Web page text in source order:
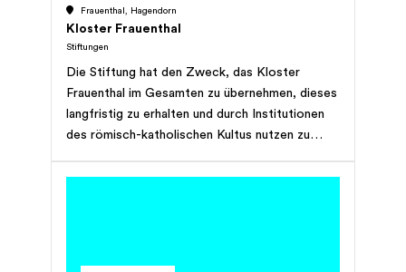
Frauenthal, Hagendorn
Kloster Frauenthal
Stiftungen
Die Stiftung hat den Zweck, das Kloster
Frauenthal im Gesamten zu übernehmen, dieses
langfristig zu erhalten und durch Institutionen
des römisch-katholischen Kultus nutzen zu
gemäss einer schriftlichen Vereinbarung zur